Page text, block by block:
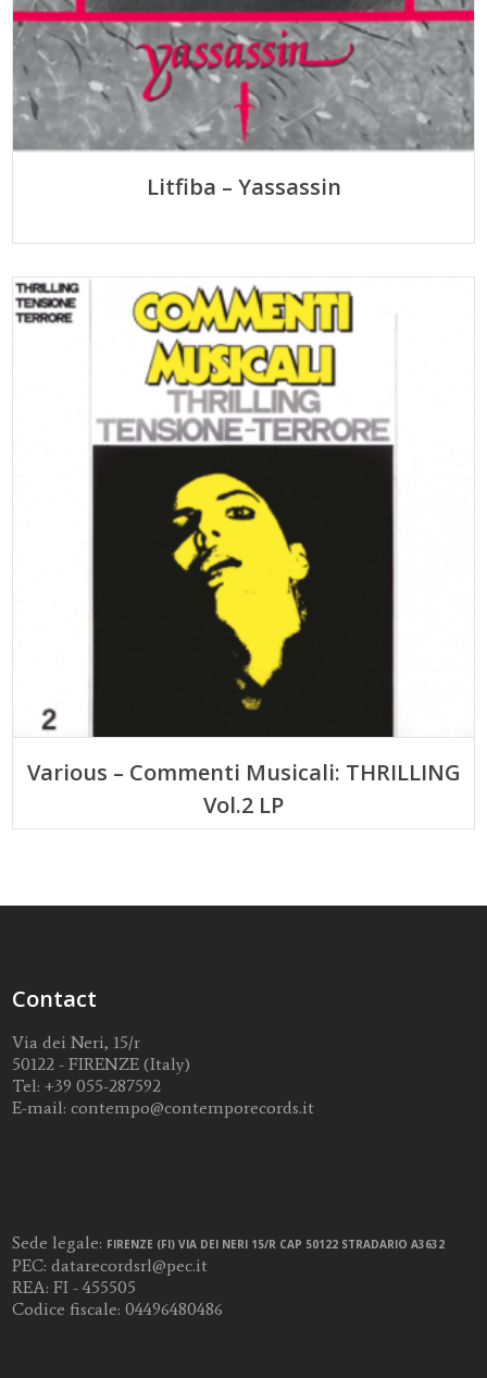
Litfiba – Yassassin
Various – Commenti Musicali: THRILLING
Vol.2 LP
Contact
Via dei Neri, 15/r
50122 - FIRENZE (Italy)
Tel:+39 055-287592
E-mail:contempo@contemporecords.it
Sede legale: FIRENZE (FI) VIA DEI NERI 15/R CAP 50122 STRADARIO A3632
PEC:datarecordsrl@pec.it
REA: FI - 455505
Codice fiscale: 04496480486